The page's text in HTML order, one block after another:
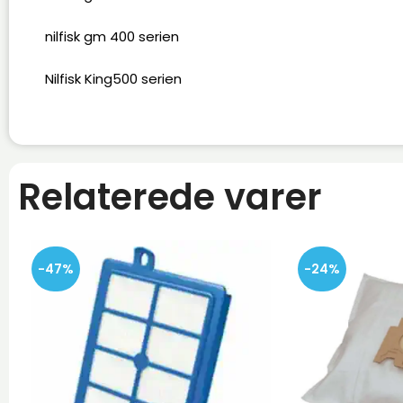
nilfisk gm 400 serien
Nilfisk King500 serien
Relaterede varer
-47% -24%